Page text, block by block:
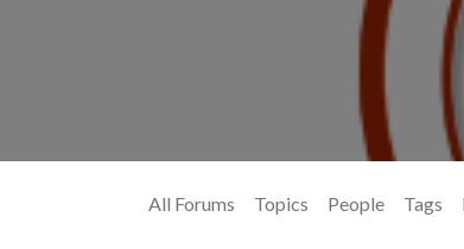
All Forums Topics People Tags